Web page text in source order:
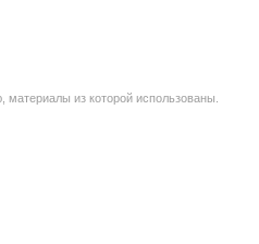
из которой использованы.